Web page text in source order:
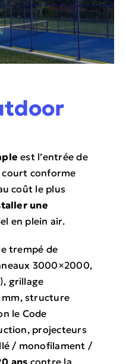
est l’entrée de
court conforme
coût le plus
une
en plein air.
trempé de
3000×2000,
grillage
structure
le Code
projecteurs
/ monofilament /